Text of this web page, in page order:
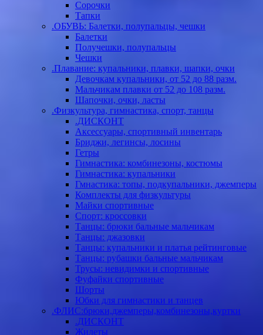
Сорочки
Тапки
.ОБУВЬ: Балетки, полупальцы, чешки
Балетки
Получешки, полупальцы
Чешки
.Плавание: купальники, плавки, шапки, очки
Девочкам купальники, от 52 до 88 разм.
Мальчикам плавки от 52 до 108 разм.
Шапочки, очки, ласты
.Физкультура, гимнастика, спорт, танцы
.ДИСКОНТ
Аксессуары, спортивный инвентарь
Бриджи, легинсы, лосины
Гетры
Гимнастика: комбинезоны, костюмы
Гимнастика: купальники
Гмнастика: топы, подкупальники, джемперы
Комплекты для физкультуры
Майки спортивные
Спорт: кроссовки
Танцы: брюки бальные мальчикам
Танцы: джазовки
Танцы: купальники и платья рейтинговые
Танцы: рубашки бальные мальчикам
Трусы: невидимки и спортивные
Фуфайки спортивные
Шорты
Юбки для гимнастики и танцев
.ФЛИС:брюки,джемперы,комбинезоны,куртки
.ДИСКОНТ
Жилеты